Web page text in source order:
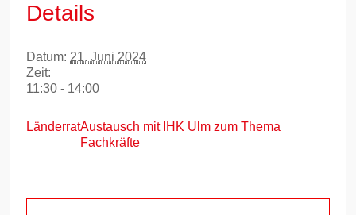
Details
Datum: 21. Juni 2024
Zeit:
11:30 - 14:00
LänderratAustausch mit IHK Ulm zum Thema
Fachkräfte